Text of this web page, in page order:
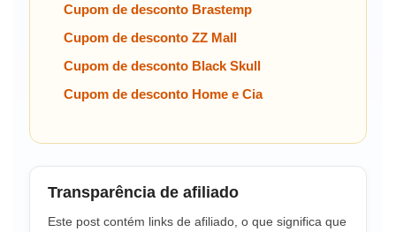
Cupom de desconto Brastemp
Cupom de desconto ZZ Mall
Cupom de desconto Black Skull
Cupom de desconto Home e Cia
Transparência de afiliado
Este post contém links de afiliado, o que significa que